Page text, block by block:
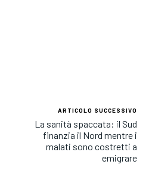
ARTICOLO SUCCESSIVO
La sanità spaccata: il Sud
finanzia il Nord mentre i
malati sono costretti a
emigrare